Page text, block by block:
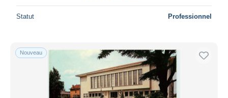
Statut Professionnel
Nouveau